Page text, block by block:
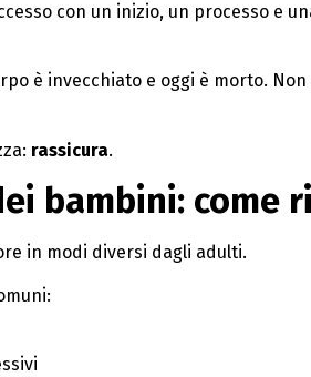
con un inizio, un processo e
è invecchiato e oggi è morto.
rassicura.
bambini: come
in modi diversi dagli adulti.